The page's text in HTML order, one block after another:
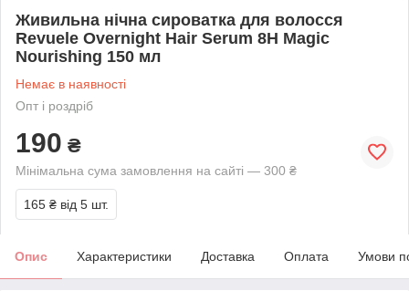
Живильна нічна сироватка для волосся
Revuele Overnight Hair Serum 8H Magic
Nourishing 150 мл
Немає в наявності
Опт і роздріб
190 ₴
Мінімальна сума замовлення на сайті — 300 ₴
165 ₴ від 5 шт.
Опис Характеристики Доставка Оплата Умови